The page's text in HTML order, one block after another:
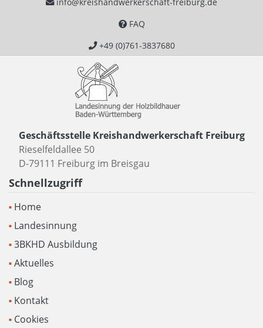
FAQ
+49 (0)761-3837680
Geschäftsstelle Kreishandwerkerschaft Freiburg
Rieselfeldallee 50
D-79111 Freiburg im Breisgau
Schnellzugriff
Home
Landesinnung
3BKHD Ausbildung
Aktuelles
Blog
Kontakt
Cookies